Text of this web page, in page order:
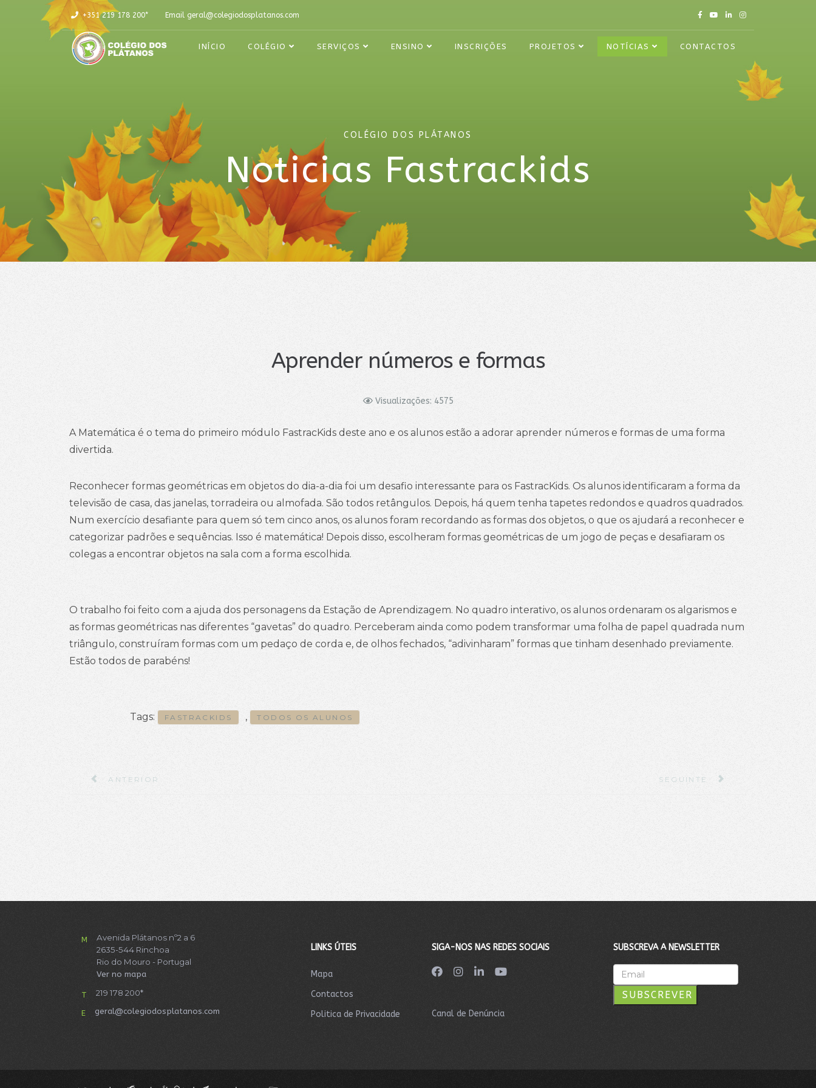
+351 219 178 200* Email geral@colegiodosplatanos.com
INÍCIO COLÉGIO SERVIÇOS ENSINO INSCRIÇÕES PROJETOS NOTÍCIAS CONTACTOS
COLÉGIO DOS PLÁTANOS
Noticias Fastrackids
Aprender números e formas
Visualizações: 4575
A Matemática é o tema do primeiro módulo FastracKids deste ano e os alunos estão a adorar aprender números e formas de uma forma
divertida.
Reconhecer formas geométricas em objetos do dia-a-dia foi um desafio interessante para os FastracKids. Os alunos identificaram a forma da
televisão de casa, das janelas, torradeira ou almofada. São todos retângulos. Depois, há quem tenha tapetes redondos e quadros quadrados.
Num exercício desafiante para quem só tem cinco anos, os alunos foram recordando as formas dos objetos, o que os ajudará a reconhecer e
categorizar padrões e sequências. Isso é matemática! Depois disso, escolheram formas geométricas de um jogo de peças e desafiaram os
colegas a encontrar objetos na sala com a forma escolhida.
O trabalho foi feito com a ajuda dos personagens da Estação de Aprendizagem. No quadro interativo, os alunos ordenaram os algarismos e
as formas geométricas nas diferentes “gavetas” do quadro. Perceberam ainda como podem transformar uma folha de papel quadrada num
triângulo, construíram formas com um pedaço de corda e, de olhos fechados, “adivinharam” formas que tinham desenhado previamente.
Estão todos de parabéns!
Tags: FASTRACKIDS , TODOS OS ALUNOS
ARTIGO ANTERIOR: EXPLORAR PADRÕES E SEQUÊNCIAS
ANTERIOR ARTIGO SEGUINTE: CONHECER
SEGUINTE
M
Avenida Plátanos nº2 a 6
2635-544 Rinchoa
Rio do Mouro - Portugal
Ver no mapa
T 219 178 200*
E geral@colegiodosplatanos.com
LINKS ÚTEIS
Mapa
Contactos
Politica de Privacidade
SIGA-NOS NAS REDES SOCIAIS
Canal de Denúncia
SUBSCREVA A NEWSLETTER
SUBSCREVER